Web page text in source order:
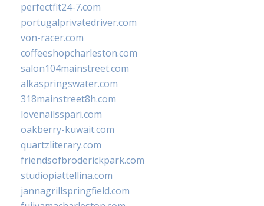
perfectfit24-7.com
portugalprivatedriver.com
von-racer.com
coffeeshopcharleston.com
salon104mainstreet.com
alkaspringswater.com
318mainstreet8h.com
lovenailsspari.com
oakberry-kuwait.com
quartzliterary.com
friendsofbroderickpark.com
studiopiattellina.com
jannagrillspringfield.com